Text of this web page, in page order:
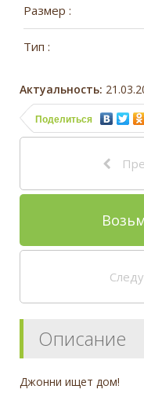
Размер :
Тип :
Актуальность:
Поделиться
Описание
Джонни ищет дом!